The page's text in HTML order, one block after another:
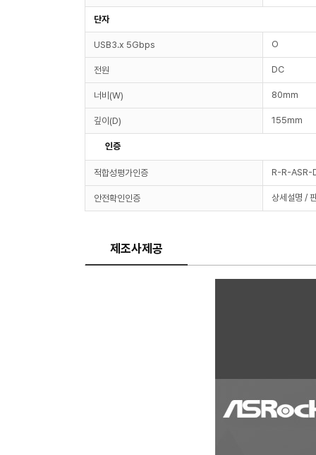
단자
USB3.x 5Gbps O
전원 DC
너비(W) 80mm
깊이(D) 155mm
인증
적합성평가인증 R-R-
안전확인인증 상세설명 /
제조사제공